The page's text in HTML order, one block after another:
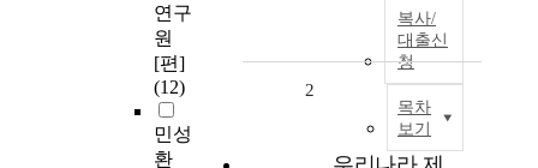
연구
원
[편]
(12)
민성
환
복사/
대출신
청
목차
보기
2